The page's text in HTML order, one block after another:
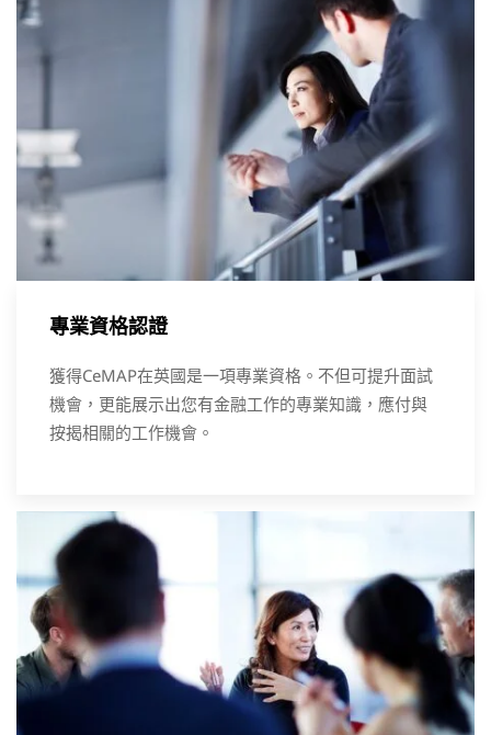
專業資格認證
獲得CeMAP在英國是一項專業資格。不但可提升面試
機會，更能展示出您有金融工作的專業知識，應付與
按揭相關的工作機會。